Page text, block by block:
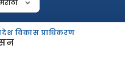
विकास प्राधिकरण